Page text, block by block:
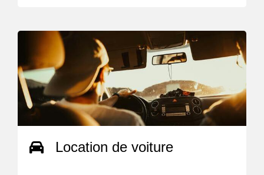
Location de voiture